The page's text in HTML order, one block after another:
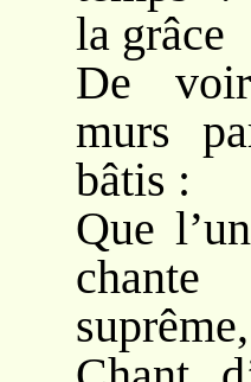
la grâce
De
murs
bâtis :
Que
suprême,